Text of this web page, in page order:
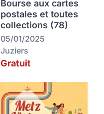
Bourse aux cartes
postales et toutes
collections (78)
05/01/2025
Juziers
Gratuit